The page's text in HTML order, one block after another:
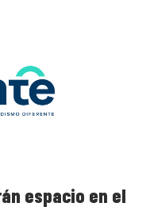
espacio en el